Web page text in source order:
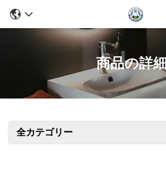
商品の詳細
全カテゴリー